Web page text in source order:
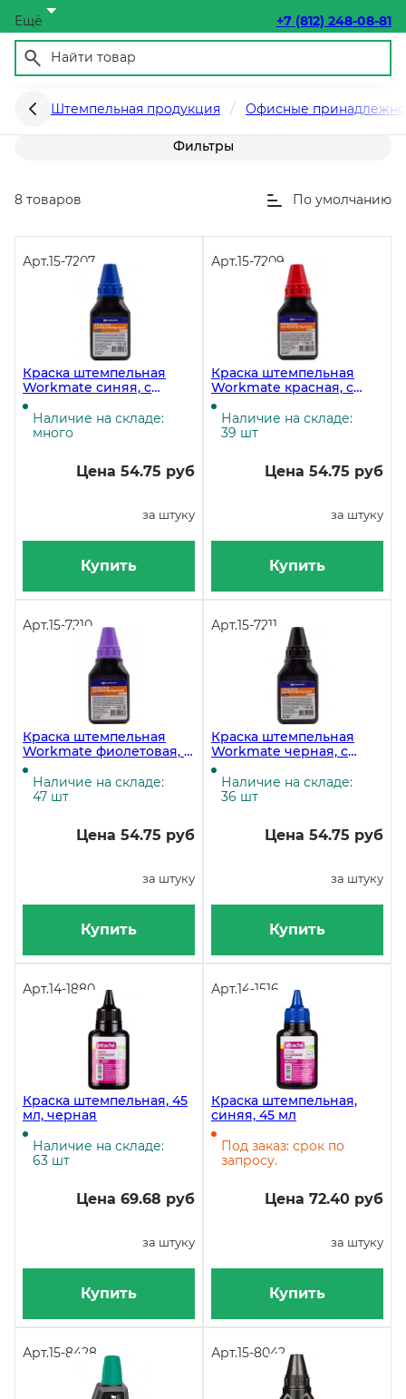
Ещё +7 (812) 248-08-81
Штемпельная продукция Офисные
Краски штемпельные
Фильтры
8 товаров По умолчанию
Арт.15-7207
Краска штемпельная
Workmate синяя, с
дозатором, 50 мл
Наличие на складе:
много
Цена 54.75 руб
за штуку
Купить
Арт.15-7209
Краска штемпельная
Workmate красная, с
дозатором, 50 мл, NEW
Наличие на складе:
39 шт
Цена 54.75 руб
за штуку
Купить
Арт.15-7210
Краска штемпельная
Workmate фиолетовая, с
дозатором, 50 мл, NEW
Наличие на складе:
47 шт
Цена 54.75 руб
за штуку
Купить
Арт.15-7211
Краска штемпельная
Workmate черная, с
дозатором, 50 мл, NEW
Наличие на складе:
36 шт
Цена 54.75 руб
за штуку
Купить
Арт.14-1880
Краска штемпельная, 45
мл, черная
Наличие на складе:
63 шт
Цена 69.68 руб
за штуку
Купить
Арт.14-1516
Краска штемпельная,
синяя, 45 мл
Под заказ: срок по
запросу.
Цена 72.40 руб
за штуку
Купить
Арт.15-8428 Арт.15-8042